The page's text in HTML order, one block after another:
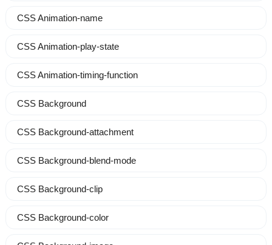
CSS Animation-name
CSS Animation-play-state
CSS Animation-timing-function
CSS Background
CSS Background-attachment
CSS Background-blend-mode
CSS Background-clip
CSS Background-color